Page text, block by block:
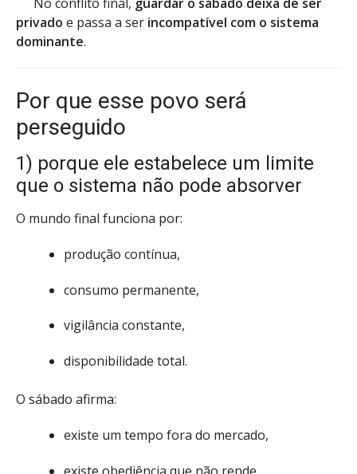
privado e passa a ser incompatível com o sistema
dominante.
Por que esse povo será
perseguido
1) porque ele estabelece um limite
que o sistema não pode absorver
O mundo final funciona por:
produção contínua,
consumo permanente,
vigilância constante,
disponibilidade total.
O sábado afirma:
existe um tempo fora do mercado,